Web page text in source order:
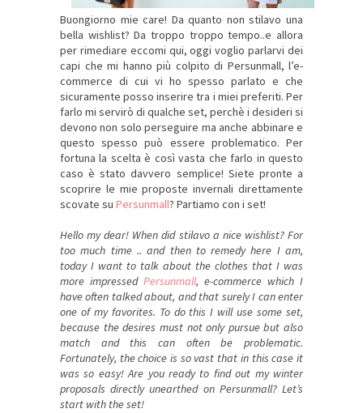
Buongiorno mie care! Da quanto non stilavo una
bella wishlist? Da troppo troppo tempo..e allora
per rimediare eccomi qui, oggi voglio parlarvi dei
capi che mi hanno più colpito di Persunmall, l’e-
commerce di cui vi ho spesso parlato e che
sicuramente posso inserire tra i miei preferiti. Per
farlo mi servirò di qualche set, perchè i desideri si
devono non solo perseguire ma anche abbinare e
questo spesso può essere problematico. Per
fortuna la scelta è così vasta che farlo in questo
caso è stato davvero semplice! Siete pronte a
scoprire le mie proposte invernali direttamente
scovate su Persunmall? Partiamo con i set!
Hello my dear! When did stilavo a nice wishlist? For
too much time .. and then to remedy here I am,
today I want to talk about the clothes that I was
more impressed Persunmall, e-commerce which I
have often talked about, and that surely I can enter
one of my favorites. To do this I will use some set,
because the desires must not only pursue but also
match and this can often be problematic.
Fortunately, the choice is so vast that in this case it
was so easy! Are you ready to find out my winter
proposals directly unearthed on Persunmall? Let’s
start with the set!